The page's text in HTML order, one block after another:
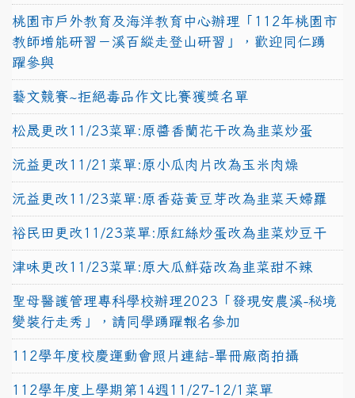
桃園市戶外教育及海洋教育中心辦理「112年桃園市
教師增能研習－溪百縱走登山研習」，歡迎同仁踴
躍參與
藝文競賽~拒絕毒品作文比賽獲獎名單
松晟更改11/23菜單:原醬香蘭花干改為韭菜炒蛋
沅益更改11/21菜單:原小瓜肉片改為玉米肉燥
沅益更改11/23菜單:原香菇黃豆芽改為韭菜天婦羅
裕民田更改11/23菜單:原紅絲炒蛋改為韭菜炒豆干
津味更改11/23菜單:原大瓜鮮菇改為韭菜甜不辣
聖母醫護管理專科學校辦理2023「發現安農溪-秘境
變裝行走秀」，請同學踴躍報名參加
112學年度校慶運動會照片連結-畢冊廠商拍攝
112學年度上學期第14週11/27-12/1菜單